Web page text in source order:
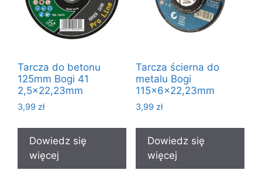
Tarcza do betonu
125mm Bogi 41
2,5×22,23mm
3,99 zł
Dowiedz się
więcej
Tarcza ścierna do
metalu Bogi
115x6x22,23mm
3,99 zł
Dowiedz się
więcej